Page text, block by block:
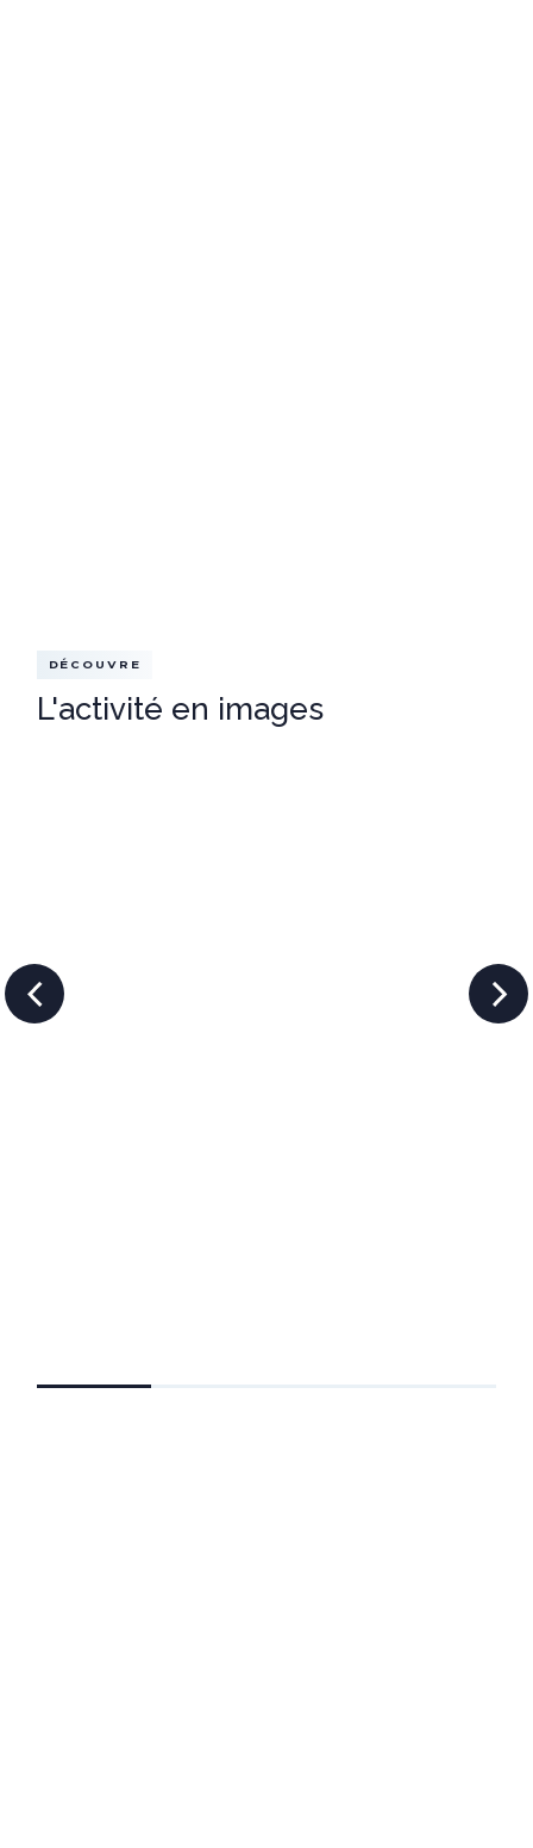
DÉCOUVRE
L'activité en images